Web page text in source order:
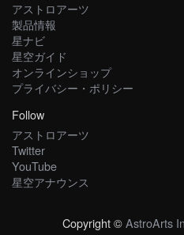
アストロアーツ
製品情報
星ナビ
星空ガイド
オンラインショップ
プライバシー・ポリシー
Follow
アストロアーツ
Twitter
YouTube
星空アナウンス
Copyright ©AstroArts